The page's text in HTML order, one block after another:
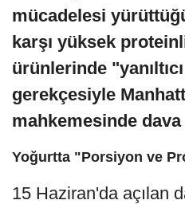
mücadelesi
karşı yüksek
ürünlerinde
gerekçesiyle
mahkemesinde dava
Yoğurtta "Porsiyon ve
15 Haziran'da açılan